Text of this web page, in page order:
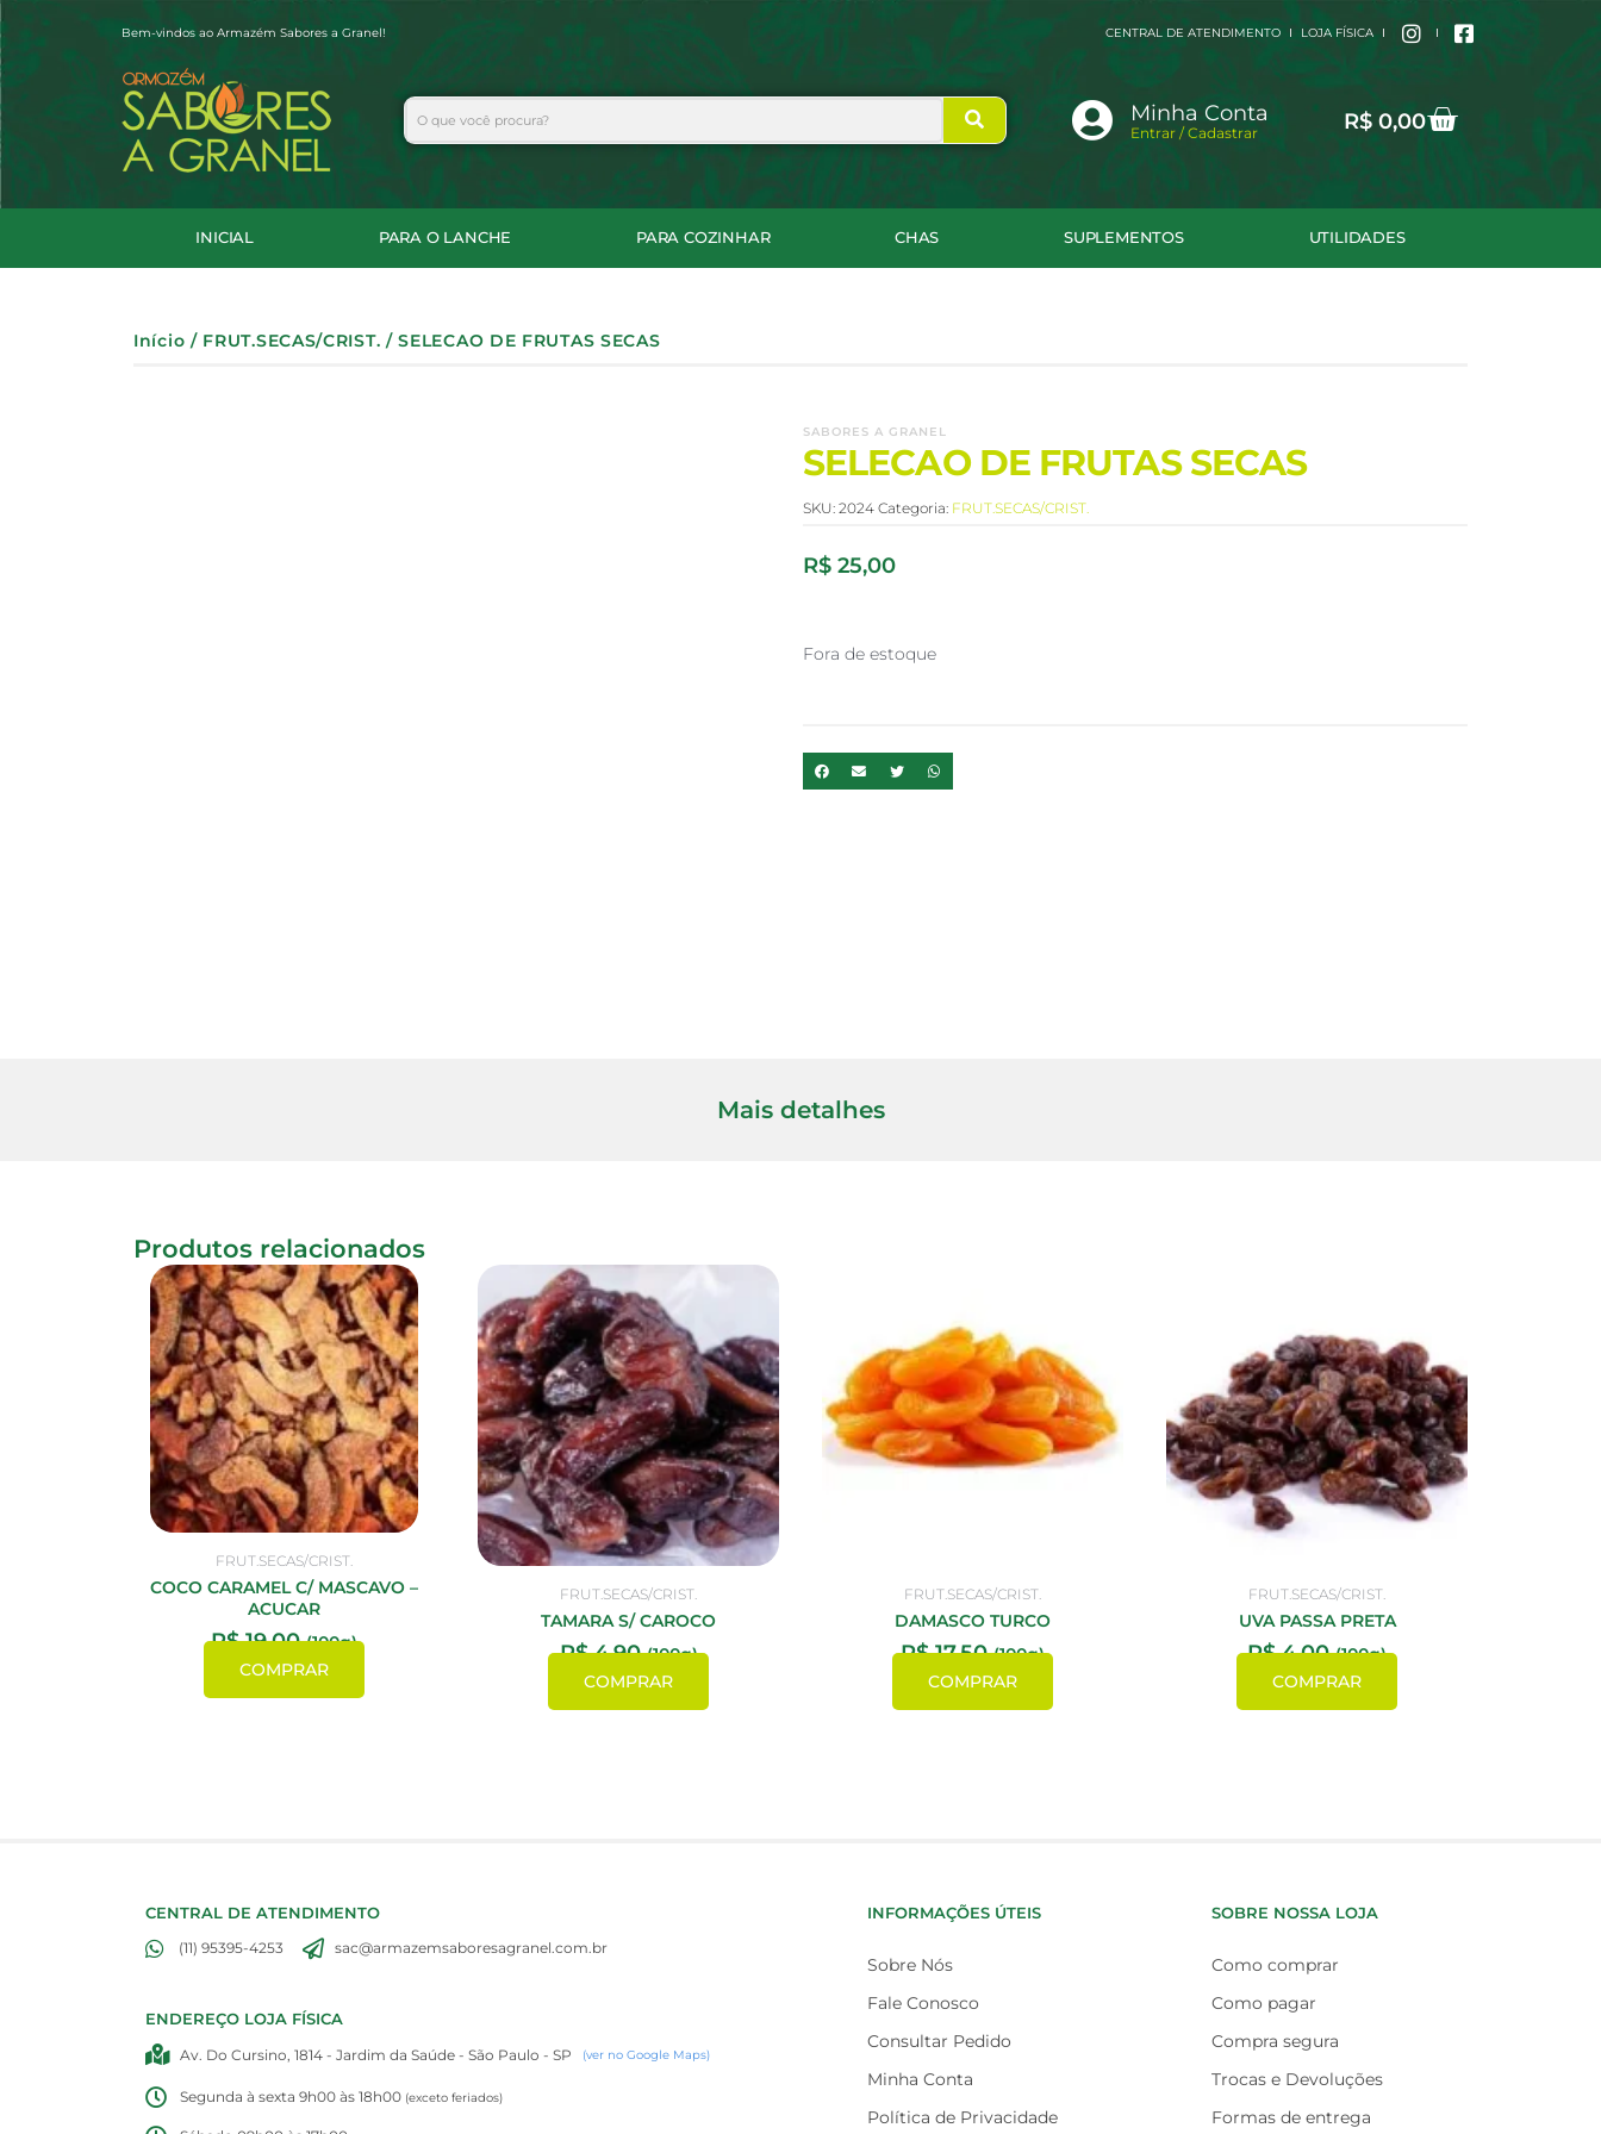
para
o
conteúdo
Bem-vindos ao Armazém Sabores a Granel! CENTRAL DE ATENDIMENTO LOJA FÍSICA
Search Minha Conta
Entrar / Cadastrar R$ 0,00Cart
INICIAL PARA O LANCHE PARA COZINHAR CHAS SUPLEMENTOS UTILIDADES
Início / FRUT.SECAS/CRIST. / SELECAO DE FRUTAS SECAS
SABORES A GRANEL
SELECAO DE FRUTAS SECAS
SKU: 2024 Categoria: FRUT.SECAS/CRIST.
R$25,00
Fora de estoque
Mais detalhes
Produtos relacionados
FRUT.SECAS/CRIST.
COCO CARAMEL C/ MASCAVO –
ACUCAR
R$19,00 (100g)
COMPRAR
FRUT.SECAS/CRIST.
TAMARA S/ CAROCO
R$4,90 (100g)
COMPRAR
FRUT.SECAS/CRIST.
DAMASCO TURCO
R$17,50 (100g)
COMPRAR
FRUT.SECAS/CRIST.
UVA PASSA PRETA
R$4,00 (100g)
COMPRAR
CENTRAL DE ATENDIMENTO
(11) 95395-4253 sac@armazemsaboresagranel.com.br
ENDEREÇO LOJA FÍSICA
Av. Do Cursino, 1814 - Jardim da Saúde - São Paulo - SP (ver no Google Maps)
Segunda à sexta 9h00 às 18h00 (exceto feriados)
INFORMAÇÕES ÚTEIS
Sobre Nós
Fale Conosco
Consultar Pedido
Minha Conta
Política de Privacidade
SOBRE NOSSA LOJA
Como comprar
Como pagar
Compra segura
Trocas e Devoluções
Formas de entrega